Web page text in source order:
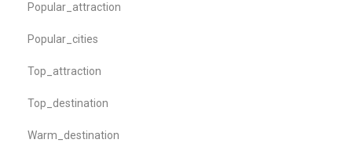
Popular_attraction
Popular_cities
Top_attraction
Top_destination
Warm_destination